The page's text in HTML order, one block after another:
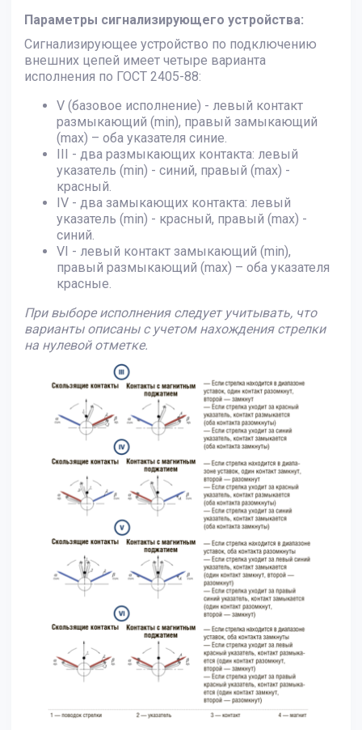
Параметры сигнализирующего устройства:
Сигнализирующее устройство по подключению
внешних цепей имеет четыре варианта
исполнения по ГОСТ 2405-88:
V (базовое исполнение) - левый контакт
размыкающий (min), правый замыкающий
(max) – оба указателя синие.
III - два размыкающих контакта: левый
указатель (min) - синий, правый (max) -
красный.
IV - два замыкающих контакта: левый
указатель (min) - красный, правый (max) -
синий.
VI - левый контакт замыкающий (min),
правый размыкающий (max) – оба указателя
красные.
При выборе исполнения следует учитывать, что
варианты описаны с учетом нахождения стрелки
на нулевой отметке.